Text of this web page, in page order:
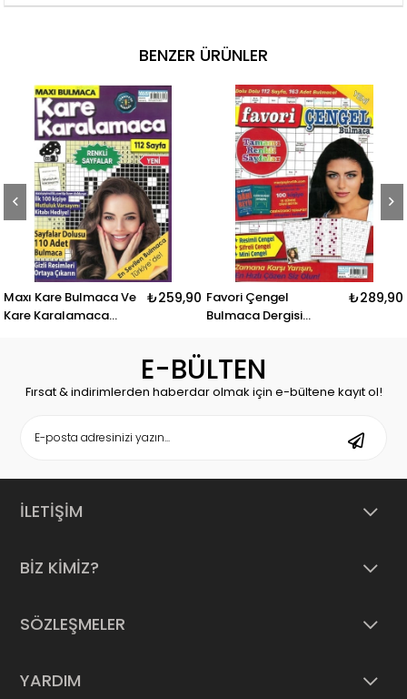
BENZER ÜRÜNLER
Ve
₺259,90 Favori Çengel
Bulmaca Dergisi
₺289,90
Bil-çöz
E-BÜLTEN
Fırsat & indirimlerden haberdar olmak için e-bültene kayıt ol!
İLETİŞİM
BİZ KİMİZ?
SÖZLEŞMELER
YARDIM